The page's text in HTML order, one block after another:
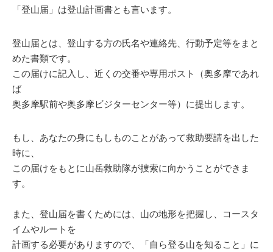
「登山届」は登山計画書とも言います。
登山届とは、登山する方の氏名や連絡先、行動予定等をまと
めた書類です。
この届けに記入し、近くの交番や専用ポスト（奥多摩であれ
ば
奥多摩駅前や奥多摩ビジターセンター等）に提出します。
もし、あなたの身にもしものことがあって救助要請を出した
時に、
この届けをもとに山岳救助隊が捜索に向かうことができま
す。
また、登山届を書くためには、山の地形を把握し、コースタ
イムやルートを
計画する必要がありますので、「自ら登る山を知ること」に